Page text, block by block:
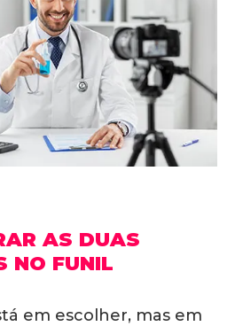
AS DUAS
NO FUNIL
em escolher, mas em